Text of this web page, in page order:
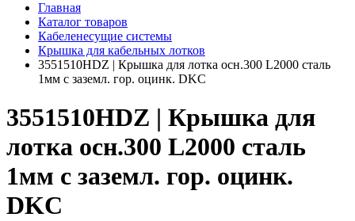
Главная
Каталог товаров
Кабеленесущие системы
Крышка для кабельных лотков
3551510HDZ | Крышка для лотка осн.300 L2000 сталь
1мм с заземл. гор. оцинк. DKC
3551510HDZ | Крышка для
лотка осн.300 L2000 сталь
1мм с заземл. гор. оцинк.
DKC